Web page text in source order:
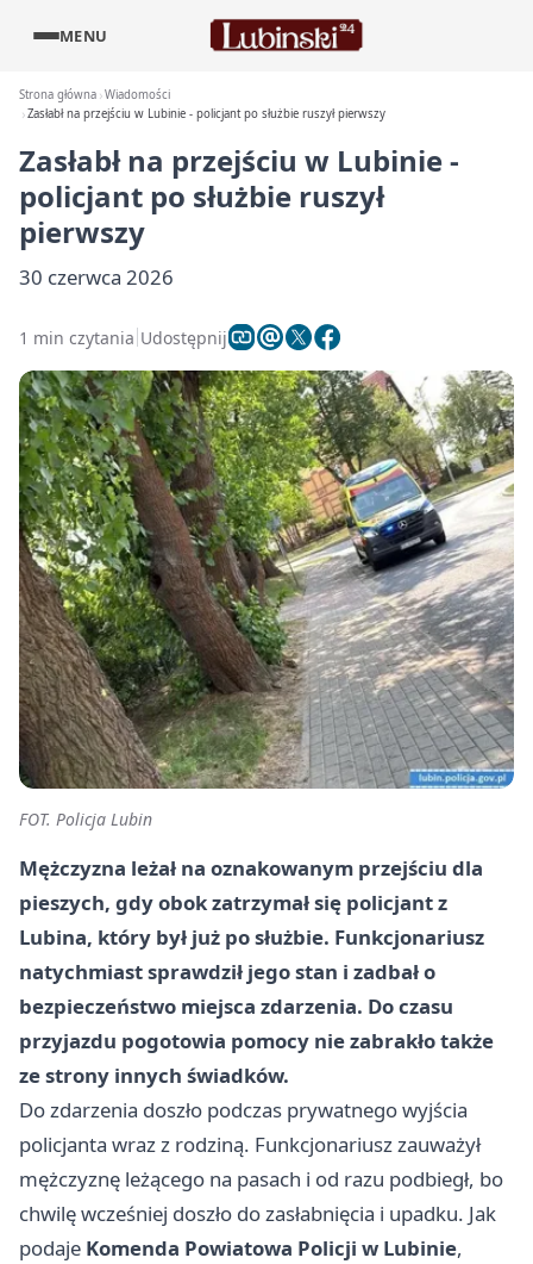
MENU
Strona główna Wiadomości
Zasłabł na przejściu w Lubinie - policjant po służbie ruszył pierwszy
Zasłabł na przejściu w Lubinie -
policjant po służbie ruszył
pierwszy
30 czerwca 2026
1 min czytania Udostępnij
FOT. Policja Lubin
Mężczyzna leżał na oznakowanym przejściu dla
pieszych, gdy obok zatrzymał się policjant z
Lubina, który był już po służbie. Funkcjonariusz
natychmiast sprawdził jego stan i zadbał o
bezpieczeństwo miejsca zdarzenia. Do czasu
przyjazdu pogotowia pomocy nie zabrakło także
ze strony innych świadków.
Do zdarzenia doszło podczas prywatnego wyjścia
policjanta wraz z rodziną. Funkcjonariusz zauważył
mężczyznę leżącego na pasach i od razu podbiegł, bo
chwilę wcześniej doszło do zasłabnięcia i upadku. Jak
podaje Komenda Powiatowa Policji w Lubinie,